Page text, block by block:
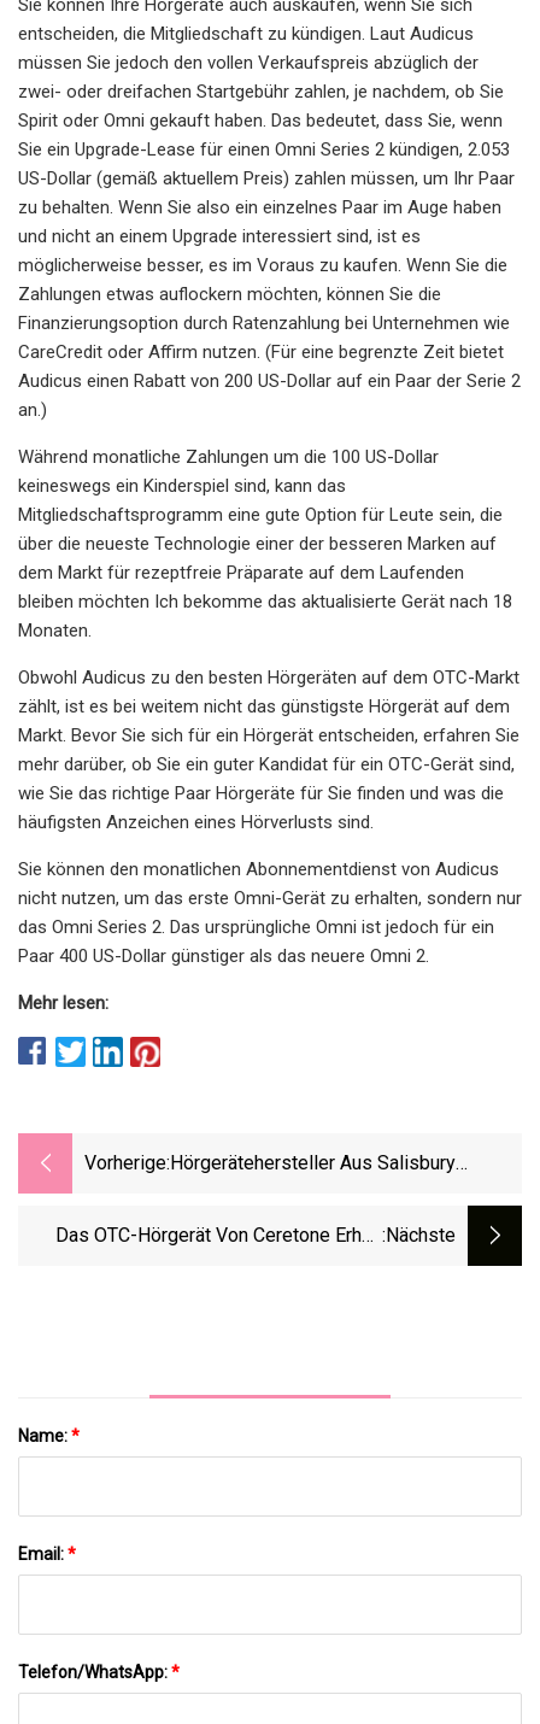
Sie können Ihre Hörgeräte auch auskaufen, wenn Sie sich
entscheiden, die Mitgliedschaft zu kündigen. Laut Audicus
müssen Sie jedoch den vollen Verkaufspreis abzüglich der
zwei- oder dreifachen Startgebühr zahlen, je nachdem, ob Sie
Spirit oder Omni gekauft haben. Das bedeutet, dass Sie, wenn
Sie ein Upgrade-Lease für einen Omni Series 2 kündigen, 2.053
US-Dollar (gemäß aktuellem Preis) zahlen müssen, um Ihr Paar
zu behalten. Wenn Sie also ein einzelnes Paar im Auge haben
und nicht an einem Upgrade interessiert sind, ist es
möglicherweise besser, es im Voraus zu kaufen. Wenn Sie die
Zahlungen etwas auflockern möchten, können Sie die
Finanzierungsoption durch Ratenzahlung bei Unternehmen wie
CareCredit oder Affirm nutzen. (Für eine begrenzte Zeit bietet
Audicus einen Rabatt von 200 US-Dollar auf ein Paar der Serie 2
an.)
Während monatliche Zahlungen um die 100 US-Dollar
keineswegs ein Kinderspiel sind, kann das
Mitgliedschaftsprogramm eine gute Option für Leute sein, die
über die neueste Technologie einer der besseren Marken auf
dem Markt für rezeptfreie Präparate auf dem Laufenden
bleiben möchten Ich bekomme das aktualisierte Gerät nach 18
Monaten.
Obwohl Audicus zu den besten Hörgeräten auf dem OTC-Markt
zählt, ist es bei weitem nicht das günstigste Hörgerät auf dem
Markt. Bevor Sie sich für ein Hörgerät entscheiden, erfahren Sie
mehr darüber, ob Sie ein guter Kandidat für ein OTC-Gerät sind,
wie Sie das richtige Paar Hörgeräte für Sie finden und was die
häufigsten Anzeichen eines Hörverlusts sind.
Sie können den monatlichen Abonnementdienst von Audicus
nicht nutzen, um das erste Omni-Gerät zu erhalten, sondern nur
das Omni Series 2. Das ursprüngliche Omni ist jedoch für ein
Paar 400 US-Dollar günstiger als das neuere Omni 2.
Mehr lesen:
Vorherige: Hörgerätehersteller Aus Salisbury
Maryland
Das OTC-Hörgerät Von Ceretone Erhält :nächste
Name:*
Email:*
Telefon/WhatsApp:*